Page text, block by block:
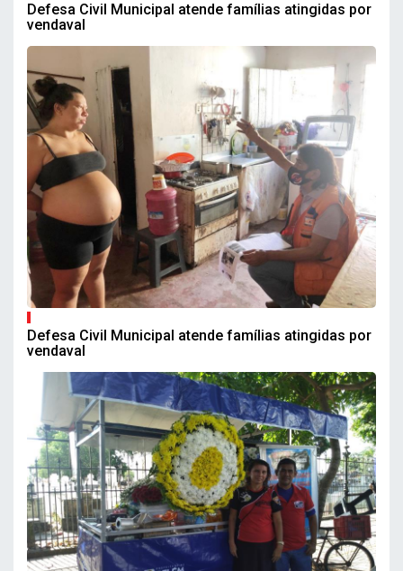
Defesa Civil Municipal atende famílias atingidas por
vendaval
Defesa Civil Municipal atende famílias atingidas por
vendaval